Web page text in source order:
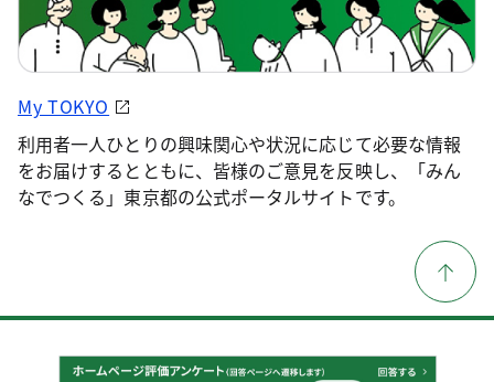
My TOKYO
利用者一人ひとりの興味関心や状況に応じて必要な情報
をお届けするとともに、皆様のご意見を反映し、「みん
なでつくる」東京都の公式ポータルサイトです。